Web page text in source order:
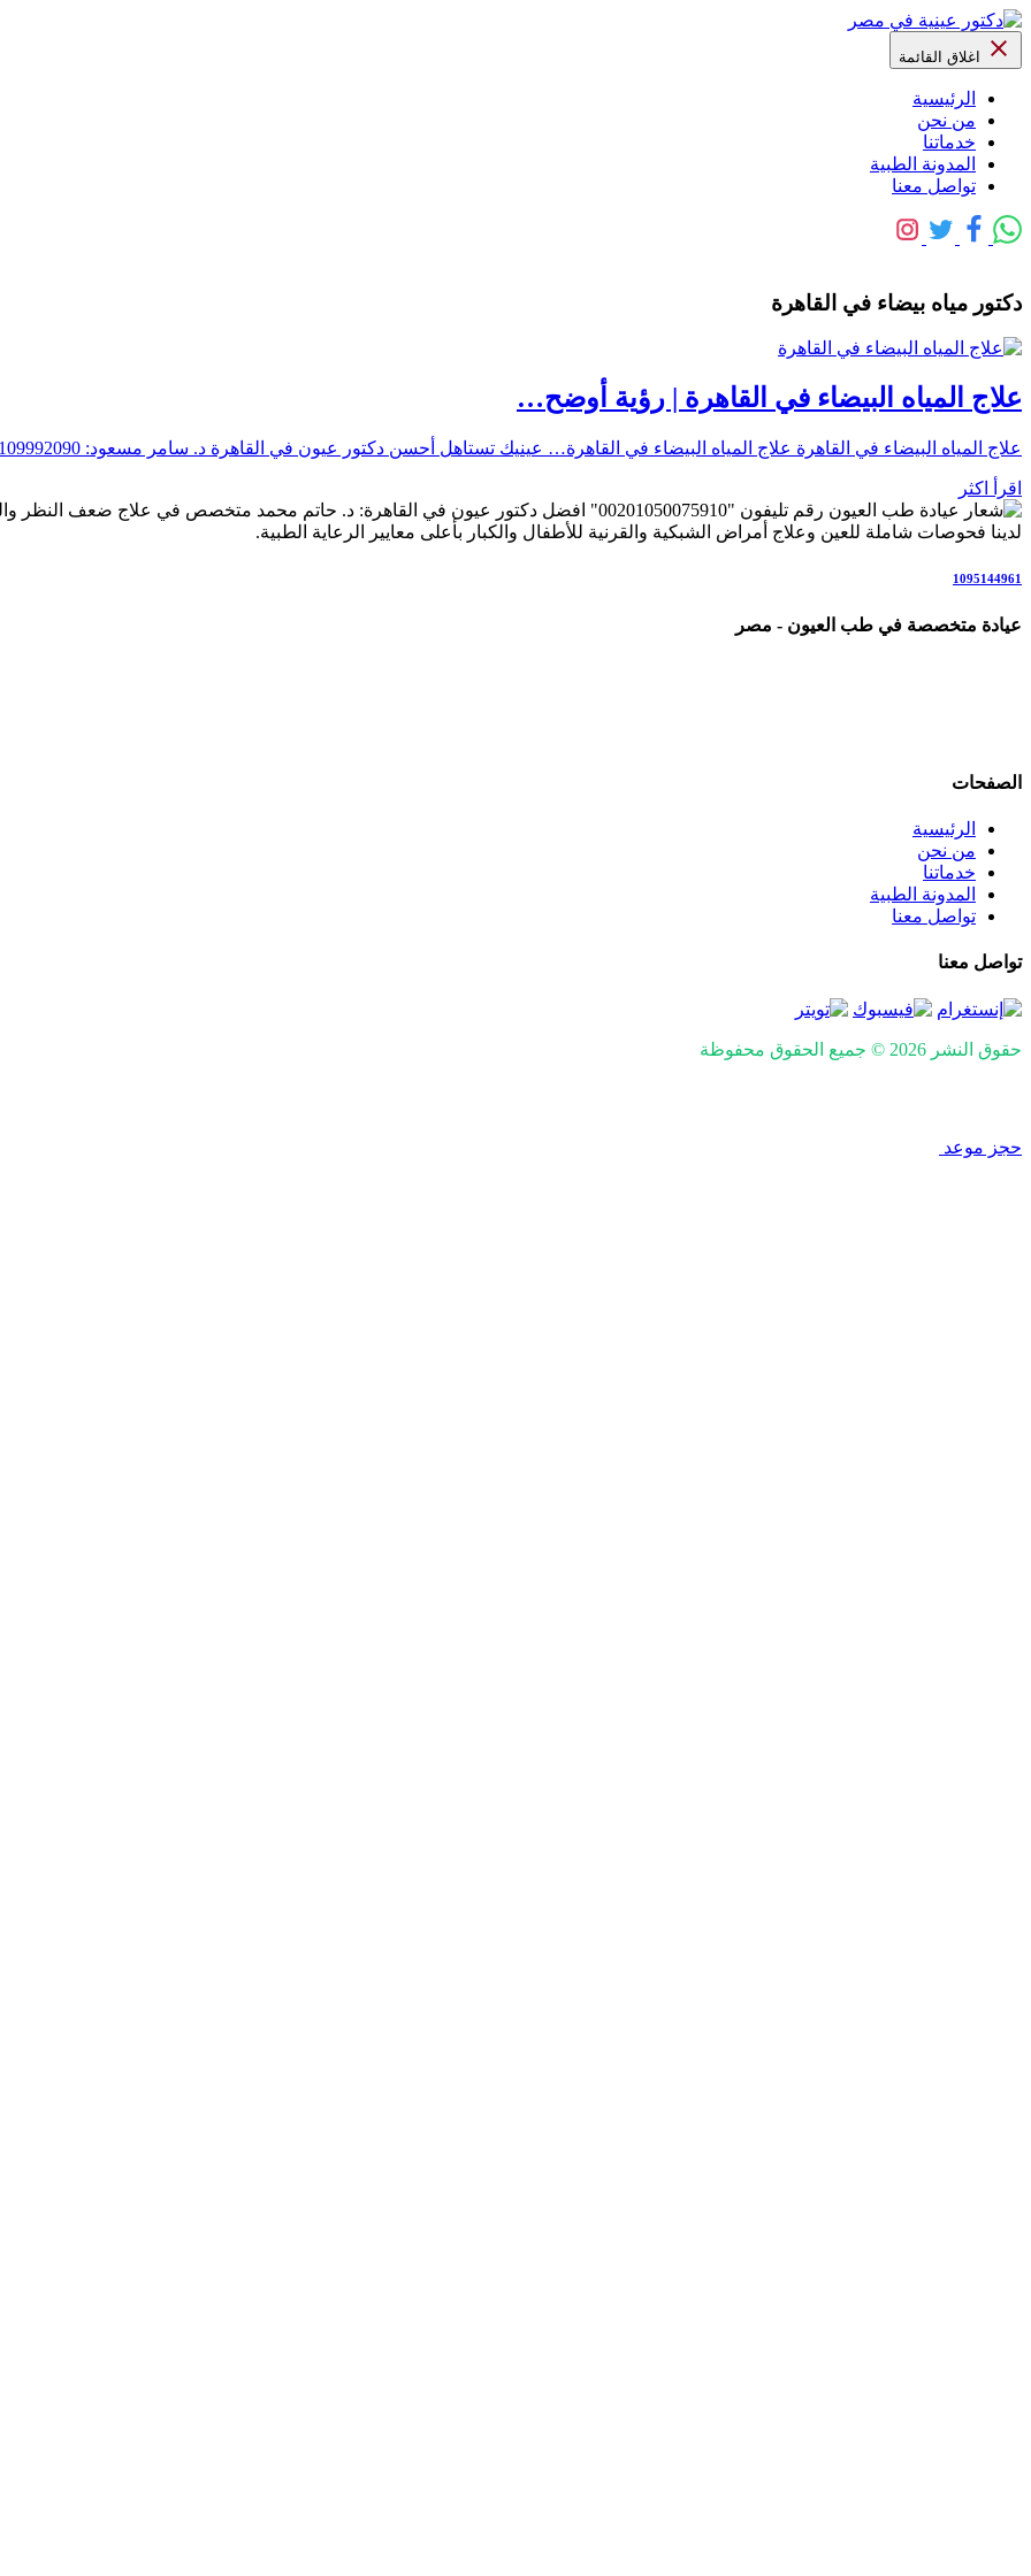
اغلاق القائمة
الرئيسية
من نحن
خدماتنا
المدونة الطبية
تواصل معنا
دكتور مياه بيضاء في القاهرة
علاج المياه البيضاء في القاهرة | رؤية أوضح…
علاج المياه البيضاء في القاهرة علاج المياه البيضاء في القاهرة… عينيك تستاهل أحسن دكتور عيون في القاهرة د. سامر مسعود: 109992090 هل…
اقرأ اكثر
رقم تليفون "00201050075910" افضل دكتور عيون في القاهرة: د. حاتم محمد متخصص في علاج ضعف
لدينا فحوصات شاملة للعين وعلاج أمراض الشبكية والقرنية للأطفال والكبار بأعلى معايير الرعاية الطبية.
1095144961
عيادة متخصصة في طب العيون - مصر
الصفحات
الرئيسية
من نحن
خدماتنا
المدونة الطبية
تواصل معنا
تواصل معنا
حقوق النشر 2026 © جميع الحقوق محفوظة
حجز موعد